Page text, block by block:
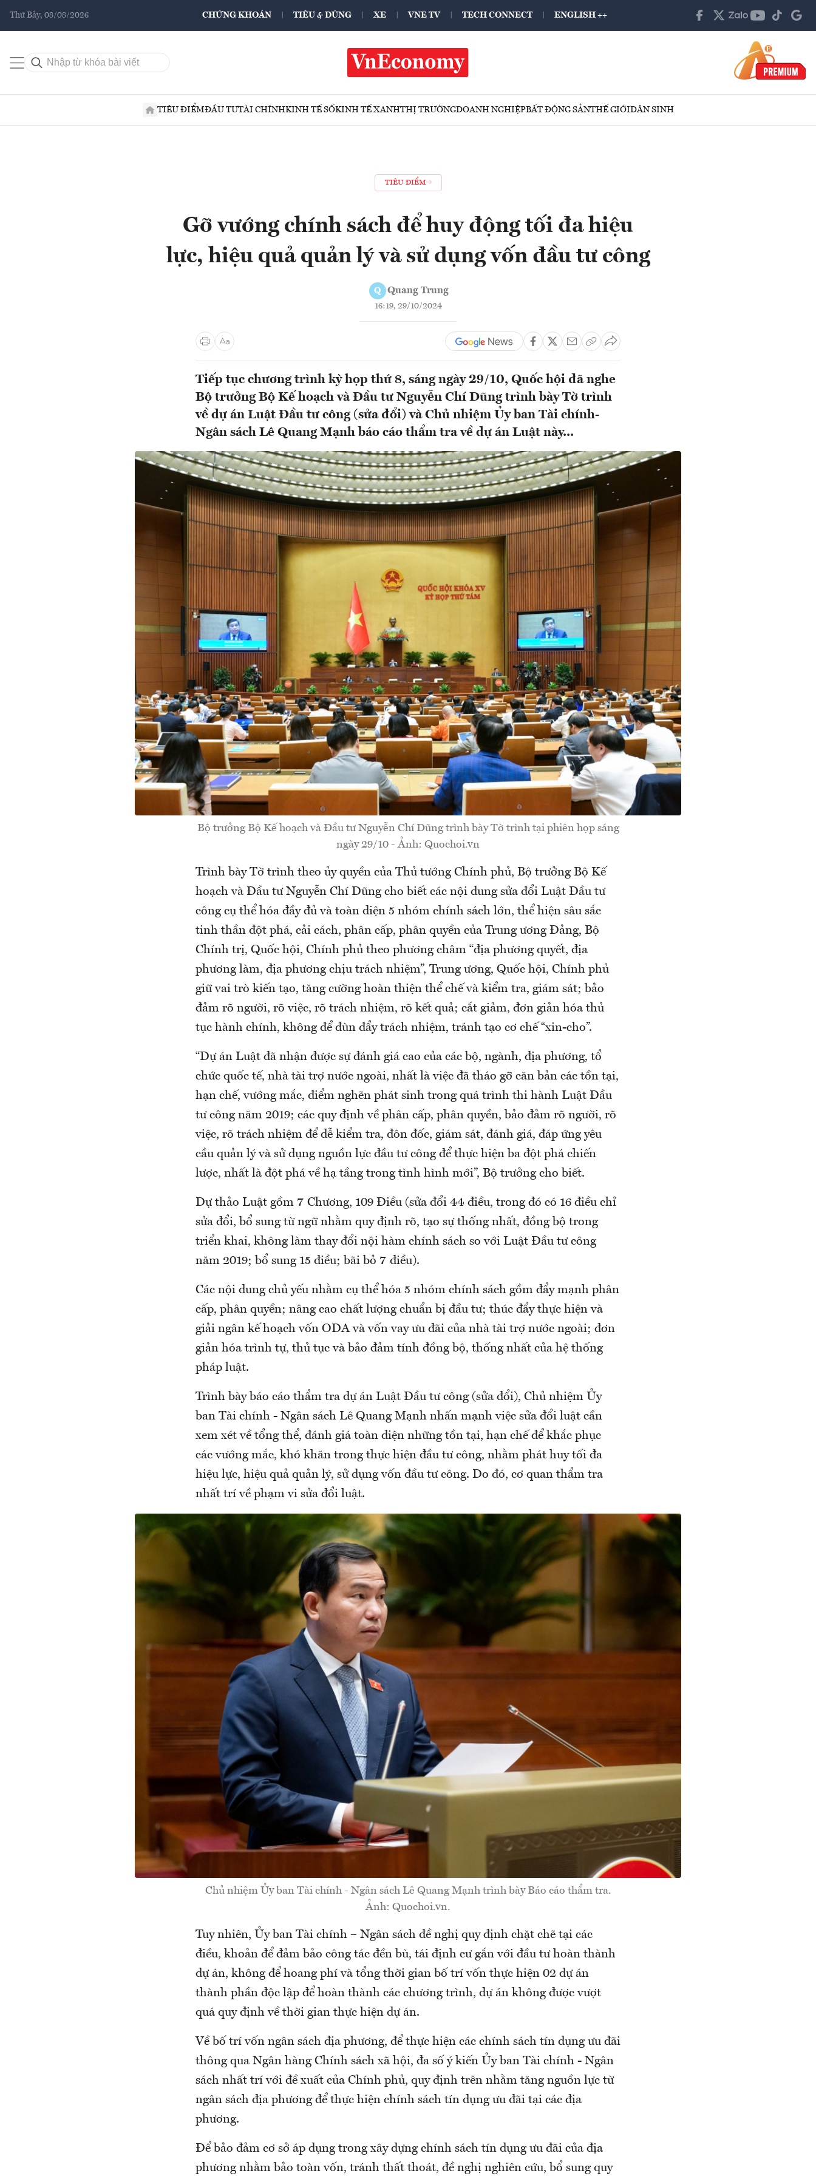
Thứ Bảy, 08/08/2026 CHỨNG KHOÁN TIÊU & DÙNG XE VNE TV TECH CONNECT ENGLISH ++
TIÊU ĐIỂMĐẦU TƯTÀI CHÍNHKINH TẾ SỐKINH TẾ XANHTHỊ TRƯỜNGDOANH NGHIỆPBẤT ĐỘNG SẢNTHẾ GIỚIDÂN SINH
TIÊU ĐIỂM
Gỡ vướng chính sách để huy động tối đa hiệu
lực, hiệu quả quản lý và sử dụng vốn đầu tư công
Q Quang Trung
16:19, 29/10/2024
Tiếp tục chương trình kỳ họp thứ 8, sáng ngày 29/10, Quốc hội đã nghe
Bộ trưởng Bộ Kế hoạch và Đầu tư Nguyễn Chí Dũng trình bày Tờ trình
về dự án Luật Đầu tư công (sửa đổi) và Chủ nhiệm Ủy ban Tài chính-
Ngân sách Lê Quang Mạnh báo cáo thẩm tra về dự án Luật này...
Bộ trưởng Bộ Kế hoạch và Đầu tư Nguyễn Chí Dũng trình bày Tờ trình tại phiên họp sáng
ngày 29/10 - Ảnh: Quochoi.vn
Trình bày Tờ trình theo ủy quyền của Thủ tướng Chính phủ, Bộ trưởng Bộ Kế
hoạch và Đầu tư Nguyễn Chí Dũng cho biết các nội dung sửa đổi Luật Đầu tư
công cụ thể hóa đầy đủ và toàn diện 5 nhóm chính sách lớn, thể hiện sâu sắc
tinh thần đột phá, cải cách, phân cấp, phân quyền của Trung ương Đảng, Bộ
Chính trị, Quốc hội, Chính phủ theo phương châm “địa phương quyết, địa
phương làm, địa phương chịu trách nhiệm”, Trung ương, Quốc hội, Chính phủ
giữ vai trò kiến tạo, tăng cường hoàn thiện thể chế và kiểm tra, giám sát; bảo
đảm rõ người, rõ việc, rõ trách nhiệm, rõ kết quả; cắt giảm, đơn giản hóa thủ
tục hành chính, không để đùn đẩy trách nhiệm, tránh tạo cơ chế “xin-cho”.
“Dự án Luật đã nhận được sự đánh giá cao của các bộ, ngành, địa phương, tổ
chức quốc tế, nhà tài trợ nước ngoài, nhất là việc đã tháo gỡ căn bản các tồn tại,
hạn chế, vướng mắc, điểm nghẽn phát sinh trong quá trình thi hành Luật Đầu
tư công năm 2019; các quy định về phân cấp, phân quyền, bảo đảm rõ người, rõ
việc, rõ trách nhiệm để dễ kiểm tra, đôn đốc, giám sát, đánh giá, đáp ứng yêu
cầu quản lý và sử dụng nguồn lực đầu tư công để thực hiện ba đột phá chiến
lược, nhất là đột phá về hạ tầng trong tình hình mới”, Bộ trưởng cho biết.
Dự thảo Luật gồm 7 Chương, 109 Điều (sửa đổi 44 điều, trong đó có 16 điều chỉ
sửa đổi, bổ sung từ ngữ nhằm quy định rõ, tạo sự thống nhất, đồng bộ trong
triển khai, không làm thay đổi nội hàm chính sách so với Luật Đầu tư công
năm 2019; bổ sung 15 điều; bãi bỏ 7 điều).
Các nội dung chủ yếu nhằm cụ thể hóa 5 nhóm chính sách gồm đẩy mạnh phân
cấp, phân quyền; nâng cao chất lượng chuẩn bị đầu tư; thúc đẩy thực hiện và
giải ngân kế hoạch vốn ODA và vốn vay ưu đãi của nhà tài trợ nước ngoài; đơn
giản hóa trình tự, thủ tục và bảo đảm tính đồng bộ, thống nhất của hệ thống
pháp luật.
Trình bày báo cáo thẩm tra dự án Luật Đầu tư công (sửa đổi), Chủ nhiệm Ủy
ban Tài chính - Ngân sách Lê Quang Mạnh nhấn mạnh việc sửa đổi luật cần
xem xét về tổng thể, đánh giá toàn diện những tồn tại, hạn chế để khắc phục
các vướng mắc, khó khăn trong thực hiện đầu tư công, nhằm phát huy tối đa
hiệu lực, hiệu quả quản lý, sử dụng vốn đầu tư công. Do đó, cơ quan thẩm tra
nhất trí về phạm vi sửa đổi luật.
Chủ nhiệm Ủy ban Tài chính - Ngân sách Lê Quang Mạnh trình bày Báo cáo thẩm tra.
Ảnh: Quochoi.vn.
Tuy nhiên, Ủy ban Tài chính – Ngân sách đề nghị quy định chặt chẽ tại các
điều, khoản để đảm bảo công tác đền bù, tái định cư gắn với đầu tư hoàn thành
dự án, không để hoang phí và tổng thời gian bố trí vốn thực hiện 02 dự án
thành phần độc lập để hoàn thành các chương trình, dự án không được vượt
quá quy định về thời gian thực hiện dự án.
Về bố trí vốn ngân sách địa phương, để thực hiện các chính sách tín dụng ưu đãi
thông qua Ngân hàng Chính sách xã hội, đa số ý kiến Ủy ban Tài chính - Ngân
sách nhất trí với đề xuất của Chính phủ, quy định trên nhằm tăng nguồn lực từ
ngân sách địa phương để thực hiện chính sách tín dụng ưu đãi tại các địa
phương.
Để bảo đảm cơ sở áp dụng trong xây dựng chính sách tín dụng ưu đãi của địa
phương nhằm bảo toàn vốn, tránh thất thoát, đề nghị nghiên cứu, bổ sung quy